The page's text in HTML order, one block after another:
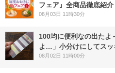
フェア』全商品徹底紹介
08月03日 11時30分
100均に便利なの出たよ
よ…」小分けにしてスッ
08月02日 11時00分